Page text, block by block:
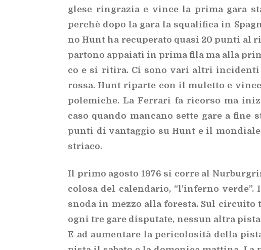
gle­se rin­gra­zia e vin­ce la pri­ma gara
per­chè dopo la gara la squa­li­fi­ca in
no Hunt ha re­cu­pe­ra­to qua­si 20 pun­ti al
par­to­no ap­pa­ia­ti in pri­ma fila ma alla
co e si ri­ti­ra. Ci sono vari al­tri in­ci­den­ti
ros­sa. Hunt ri­par­te con il mu­let­to e
po­le­mi­che. La Fer­ra­ri fa ri­cor­so ma
caso quan­do man­ca­no set­te gare a fine
pun­ti di van­tag­gio su Hunt e il
stria­co.
Il pri­mo ago­sto 1976 si cor­re al
co­lo­sa del ca­len­da­rio, “l’in­fer­no
sno­da in mez­zo alla fo­re­sta. Sul
ogni tre gare di­spu­ta­te, nes­sun al­tra
E ad au­men­ta­re la pe­ri­co­lo­si­tà del­la